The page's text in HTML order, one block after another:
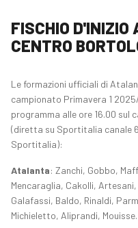
FISCHIO
CENTRO
Le formazioni ufficiali di
campionato Primavera 1
programma alle ore 16.00 sul
(diretta su Sportitalia canale
Sportitalia):
Atalanta: Zanchi, Gobbo,
Mencaraglia, Cakolli,
Galafassi, Baldo, Rinaldi,
Michieletto, Aliprandi,